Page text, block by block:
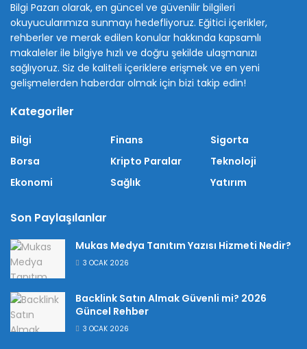
Bilgi Pazarı olarak, en güncel ve güvenilir bilgileri
okuyucularımıza sunmayı hedefliyoruz. Eğitici içerikler,
rehberler ve merak edilen konular hakkında kapsamlı
makaleler ile bilgiye hızlı ve doğru şekilde ulaşmanızı
sağlıyoruz. Siz de kaliteli içeriklere erişmek ve en yeni
gelişmelerden haberdar olmak için bizi takip edin!
Kategoriler
Bilgi
Borsa
Ekonomi
Finans
Kripto Paralar
Sağlık
Sigorta
Teknoloji
Yatırım
Son Paylaşılanlar
Mukas Medya Tanıtım Yazısı Hizmeti Nedir?
3 OCAK 2026
Backlink Satın Almak Güvenli mi? 2026
Güncel Rehber
3 OCAK 2026